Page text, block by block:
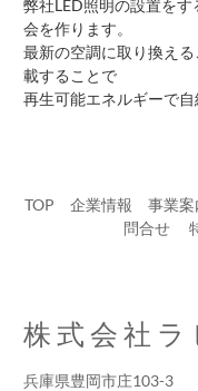
弊社LED照明の設置を
会を作ります。
最新の空調に取り換え
載することで
再生可能エネルギーで自
TOP 企業情報 事業案
問合せ
株式会社
兵庫県豊岡市庄103-3